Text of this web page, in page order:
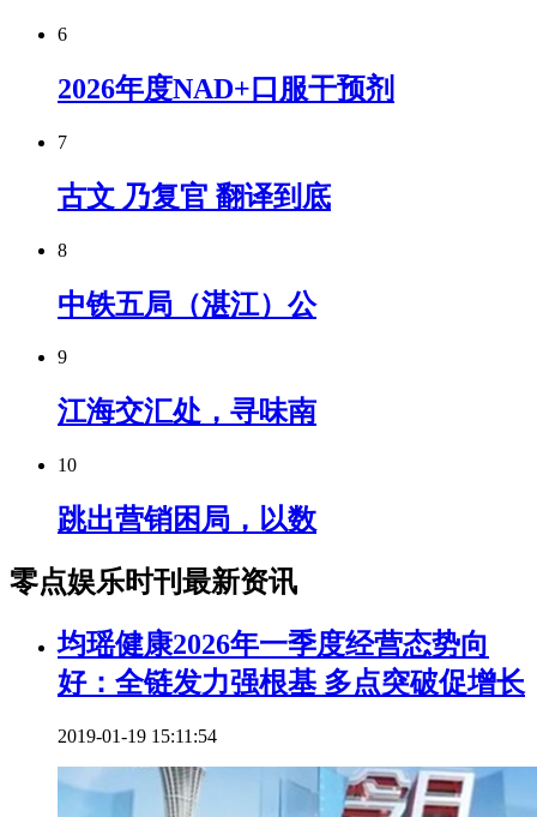
6
2026年度NAD+口服干预剂
7
古文 乃复官 翻译到底
8
中铁五局（湛江）公
9
江海交汇处，寻味南
10
跳出营销困局，以数
零点娱乐时刊最新资讯
均瑶健康2026年一季度经营态势向
好：全链发力强根基 多点突破促增长
2019-01-19 15:11:54